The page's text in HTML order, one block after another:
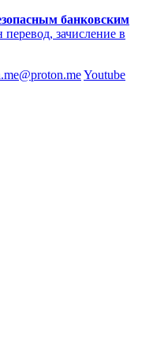
банковским
зачисление в
Youtube